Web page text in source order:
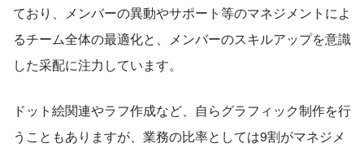
ており、メンバーの異動やサポート等のマネジメントによ
るチーム全体の最適化と、メンバーのスキルアップを意識
した采配に注力しています。
ドット絵関連やラフ作成など、自らグラフィック制作を行
うこともありますが、業務の比率としては9割がマネジメ